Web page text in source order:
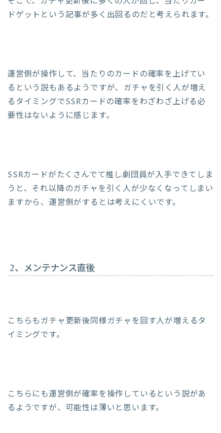
ドゲットという記事が多く出回るのだと考えられます。
運営側が操作して、当たりのカードの確率を上げてい
るという説もあるようですが、ガチャを引く人が増え
るタイミングでSSRカードの確率をわざわざ上げる必
要性はないように感じます。
SSRカードがたくさんでて推し劇団員が入手できてしま
うと、それ以降のガチャを引く人が少なくなってしまい
ますから、運営側がするとは考えにくいです。
2、メンテナンス直後
こちらもガチャ更新後同様ガチャを回す人が増えるタ
イミングです。
こちらにも運営側が確率を操作しているという説があ
るようですが、可能性は薄いと思います。